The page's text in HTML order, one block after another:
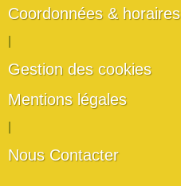
Coordonnées & horaires
Gestion des cookies
Mentions légales
Nous Contacter